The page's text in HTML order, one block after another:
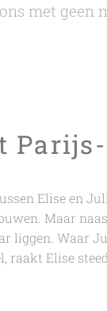
met geen
Elise en
Maar
liggen. Waar
Elise